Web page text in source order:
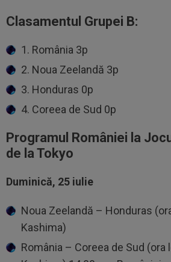
Clasamentul Grupei B:
1. România 3p
2. Noua Zeelandă 3p
3. Honduras 0p
4. Coreea de Sud 0p
Programul României la
de la Tokyo
Duminică, 25 iulie
Noua Zeelandă – Honduras
Kashima)
România – Coreea de Sud (ora